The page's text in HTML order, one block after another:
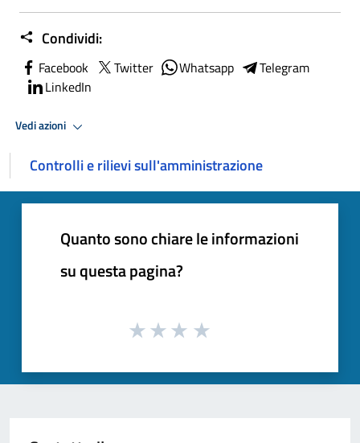
Condividi:
Facebook Twitter Whatsapp
Telegram
LinkedIn
Vedi azioni
Controlli e rilievi sull'amministrazione
Quanto sono chiare le informazioni
su questa pagina?